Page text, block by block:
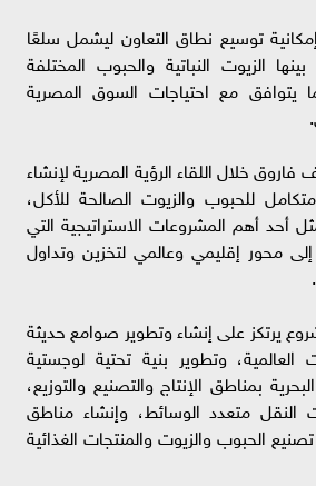
توسيع نطاق التعاون ليشمل سلعًا
الزيوت النباتية والحبوب المختلفة
يتوافق مع احتياجات السوق المصرية
خلال اللقاء الرؤية المصرية لإنشاء
للحبوب والزيوت الصالحة للأكل،
أحد أهم المشروعات الاستراتيجية التي
محور إقليمي وعالمي لتخزين وتداول
يرتكز على إنشاء وتطوير صوامع حديثة
وتطوير بنية تحتية لوجستية
بمناطق الإنتاج والتصنيع والتوزيع،
متعدد الوسائط، وإنشاء مناطق
الحبوب والزيوت والمنتجات الغذائية